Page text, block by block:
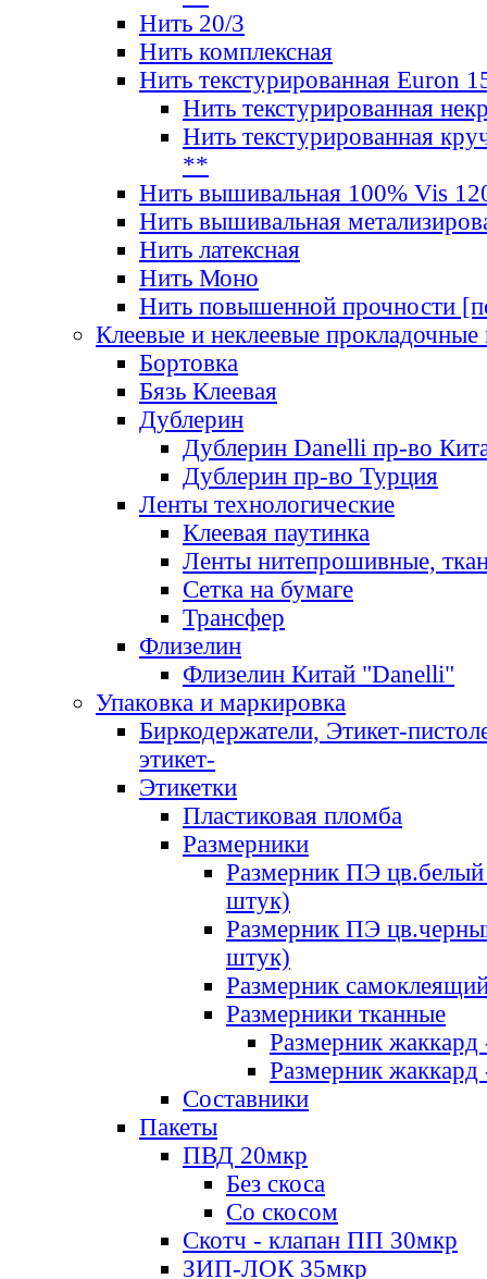
Нить 20/3
Нить комплексная
Нить текстурированная Euron
Нить текстурированная
Нить текстурированная
**
Нить вышивальная 100% Vis
Нить вышивальная
Нить латексная
Нить Моно
Нить повышенной прочности
Клеевые и неклеевые прокладочные
Бортовка
Бязь Клеевая
Дублерин
Дублерин Danelli пр-во
Дублерин пр-во Турция
Ленты технологические
Клеевая паутинка
Ленты нитепрошивные,
Сетка на бумаге
Трансфер
Флизелин
Флизелин Китай "Danelli"
Упаковка и маркировка
Биркодержатели, Этикет-
этикет-
Этикетки
Пластиковая пломба
Размерники
Размерник ПЭ цв.белый
штук)
Размерник ПЭ
штук)
Размерник
Размерники тканные
Размерник
Размерник
Составники
Пакеты
ПВД 20мкр
Без скоса
Со скосом
Скотч - клапан ПП 30мкр
ЗИП-ЛОК 35мкр